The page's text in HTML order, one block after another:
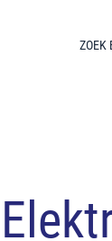
ZOEK